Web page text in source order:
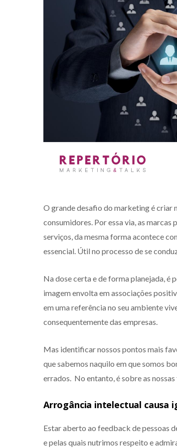
O grande desafio do marketing é criar
consumidores. Por essa via, as marcas
serviços, da mesma forma acontece
essencial. Útil no processo de se
Na dose certa e de forma planejada, é
imagem envolta em associações
em uma referência no seu ambiente
consequentemente das empresas.
Mas identificar nossos pontos mais
que sabemos naquilo em que somos
errados. No entanto, é sobre as
Arrogância intelectual causa
Estar aberto ao feedback de pessoas
e pelas quais nutrimos respeito e